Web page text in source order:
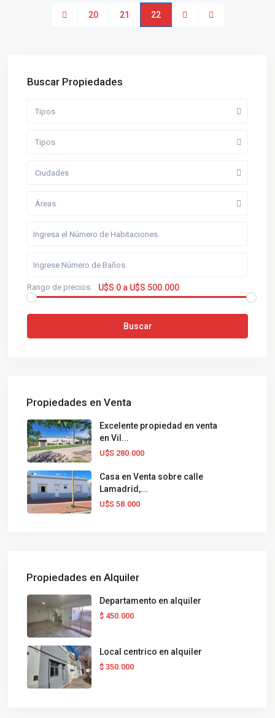
20 21 22
Buscar Propiedades
Tipos
Tipos
Ciudades
Áreas
Rango de precios: U$S 0 a U$S 500.000
Buscar
Propiedades en Venta
Excelente propiedad en venta
en Vil...
U$S 280.000
Casa en Venta sobre calle
Lamadrid,...
U$S 58.000
Propiedades en Alquiler
Departamento en alquiler
$ 450.000
Local centrico en alquiler
$ 350.000